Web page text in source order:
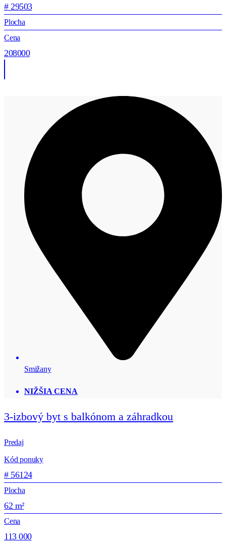
# 29503
Plocha
Cena
208000
Smižany
NIŽŠIA CENA
3-izbový byt s balkónom a záhradkou
Predaj
Kód ponuky
# 56124
Plocha
62 m²
Cena
113 000